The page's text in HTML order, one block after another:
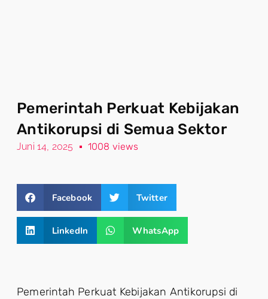
Pemerintah Perkuat Kebijakan
Antikorupsi di Semua Sektor
Juni 14, 2025 1008 views
Facebook Twitter
LinkedIn WhatsApp
Pemerintah Perkuat Kebijakan Antikorupsi di